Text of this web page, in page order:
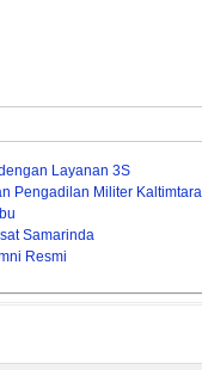
Layanan 3S
Pengadilan Militer Kaltimtara
Samarinda
Resmi